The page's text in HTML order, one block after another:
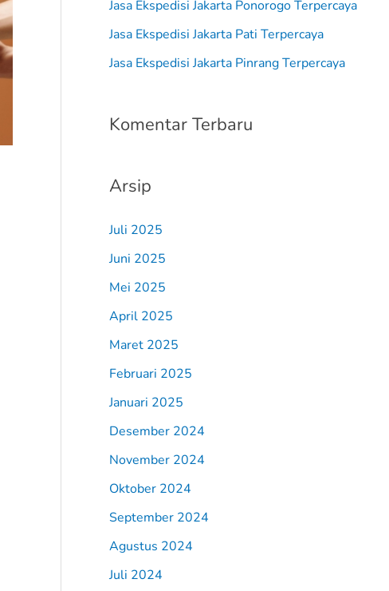
Jasa Ekspedisi Jakarta Ponorogo Terpercaya
Jasa Ekspedisi Jakarta Pati Terpercaya
Jasa Ekspedisi Jakarta Pinrang Terpercaya
Komentar Terbaru
Arsip
Juli 2025
Juni 2025
Mei 2025
April 2025
Maret 2025
Februari 2025
Januari 2025
Desember 2024
November 2024
Oktober 2024
September 2024
Agustus 2024
Juli 2024